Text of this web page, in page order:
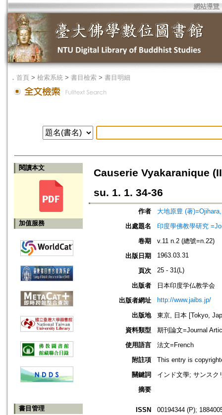
網站導覽
． 首頁 > 檢索系統 > 書目檢索 > 書目明細
閱讀本文
加值服務
書目管理
Causerie Vyakaranique
su. 1. 1. 34-36
作者
大地原豊 (著
出處題名
印度學佛教學研究
卷期
v.11 n.2 (總號=n.22)
出版日期
1963.03.31
頁次 25 - 31(L)
出版者
日本印度学仏教学会
出版者網址
http://www.jaibs.jp/
出版地
東京, 日本 [Tokyo,
資料類型
期刊論文=Journal
使用語言
法文=French
附註項
This entry is
關鍵詞
インド文學; サンスク
摘要
ISSN
00194344 (P);